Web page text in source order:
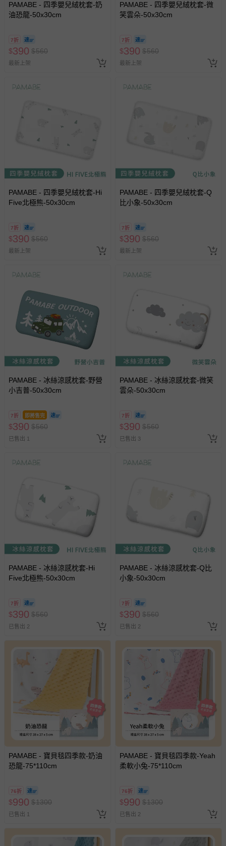
PAMABE - 四季嬰兒絨枕套-奶
油恐龍-50x30cm
7折
$390 $560
最新上架
PAMABE - 四季嬰兒絨枕套-微
笑雲朵-50x30cm
7折
$390 $560
最新上架
PAMABE - 四季嬰兒絨枕套-Hi
Five北極熊-50x30cm
7折
$390 $560
最新上架
PAMABE - 四季嬰兒絨枕套-Q
比小象-50x30cm
7折
$390 $560
最新上架
PAMABE - 冰絲涼感枕套-野營
小吉普-50x30cm
7折 即將售完
$390 $560
已售出 1
PAMABE - 冰絲涼感枕套-微笑
雲朵-50x30cm
7折
$390 $560
已售出 3
PAMABE - 冰絲涼感枕套-Hi
Five北極熊-50x30cm
7折
$390 $560
已售出 2
PAMABE - 冰絲涼感枕套-Q比
小象-50x30cm
7折
$390 $560
已售出 2
PAMABE - 寶貝毯四季款-奶油
恐龍-75*110cm
76折
$990 $1300
已售出 1
PAMABE - 寶貝毯四季款-Yeah
柔軟小兔-75*110cm
76折
$990 $1300
已售出 2